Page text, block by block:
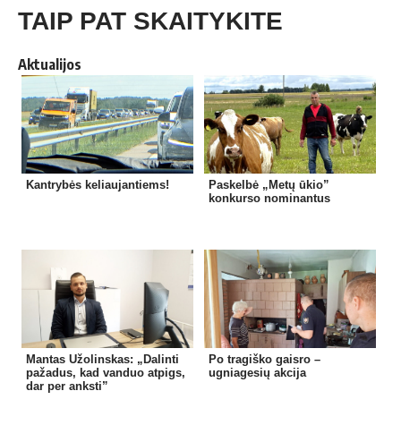
TAIP PAT SKAITYKITE
Aktualijos
Kantrybės keliaujantiems!
Paskelbė „Metų ūkio”
konkurso nominantus
Mantas Užolinskas: „Dalinti
pažadus, kad vanduo atpigs,
dar per anksti”
Po tragiško gaisro –
ugniagesių akcija